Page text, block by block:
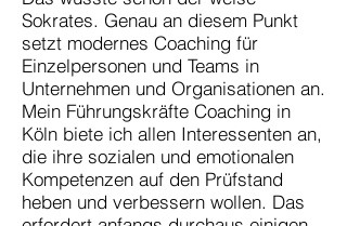
Sokrates. Genau an diesem Punkt
setzt modernes Coaching für
Einzelpersonen und Teams in
Unternehmen und Organisationen an.
Mein Führungskräfte Coaching in
Köln biete ich allen Interessenten an,
die ihre sozialen und emotionalen
Kompetenzen auf den Prüfstand
heben und verbessern wollen. Das